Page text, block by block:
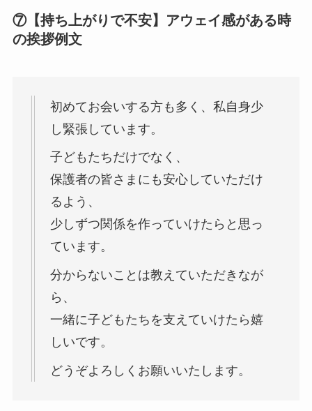
⑦【持ち上がりで不安】アウェイ感がある時
の挨拶例文
初めてお会いする方も多く、私自身少
し緊張しています。
子どもたちだけでなく、
保護者の皆さまにも安心していただけ
るよう、
少しずつ関係を作っていけたらと思っ
ています。
分からないことは教えていただきなが
ら、
一緒に子どもたちを支えていけたら嬉
しいです。
どうぞよろしくお願いいたします。